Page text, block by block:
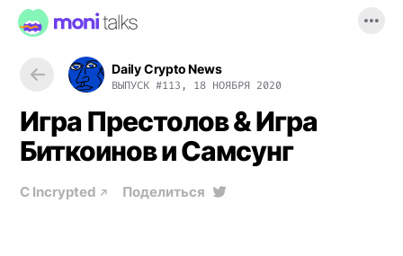
Daily Crypto News
ВЫПУСК #113, 18 НОЯБРЯ 2020
Игра Престолов & Игра
Биткоинов и Самсунг
С Incrypted Поделиться